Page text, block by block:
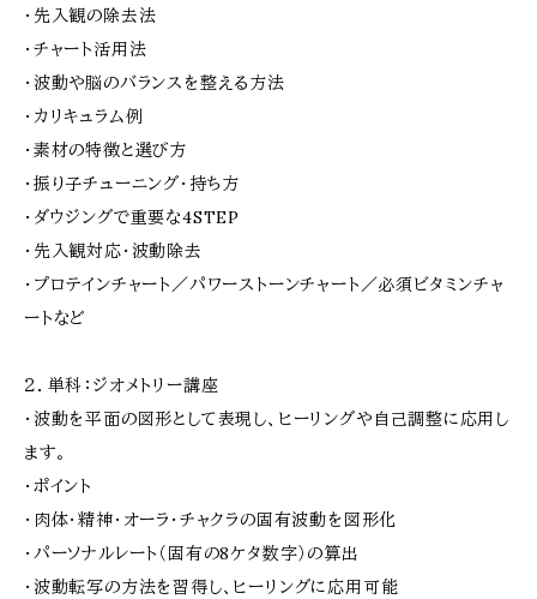
・先入観の除去法
・チャート活用法
・波動や脳のバランスを整える方法
・カリキュラム例
・素材の特徴と選び方
・振り子チューニング・持ち方
・ダウジングで重要な4STEP
・先入観対応・波動除去
・プロテインチャート／パワーストーンチャート／必須ビタミンチャ
ートなど
２．単科：ジオメトリー講座
・波動を平面の図形として表現し、ヒーリングや自己調整に応用し
ます。
・ポイント
・肉体・精神・オーラ・チャクラの固有波動を図形化
・パーソナルレート（固有の8ケタ数字）の算出
・波動転写の方法を習得し、ヒーリングに応用可能